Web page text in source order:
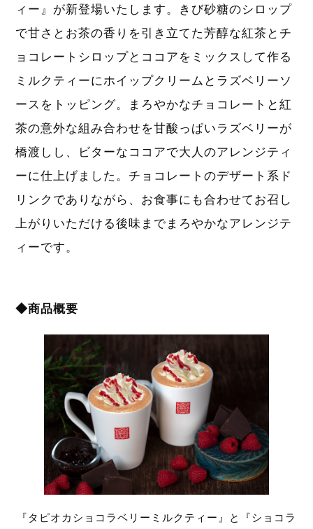
ィー』が新登場いたします。きび砂糖のシロップ
で甘さとお茶の香りを引き立てた芳醇な紅茶とチ
ョコレートシロップとココアをミックスして作る
ミルクティーにホイップクリームとラズベリーソ
ースをトッピング。まろやかなチョコレートと紅
茶の意外な組み合わせを甘酸っぱいラズベリーが
橋渡しし、ビターなココアで大人のアレンジティ
ーに仕上げました。チョコレートのデザート系ド
リンクでありながら、お食事にも合わせてお召し
上がりいただける後味までまろやかなアレンジテ
ィーです。
◆商品概要
『タピオカショコラベリーミルクティー』と『ショコラ